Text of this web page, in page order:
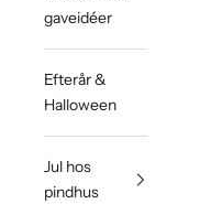
gaveidéer
Efterår &
Halloween
Jul hos
pindhus